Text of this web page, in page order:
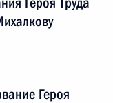
Героя